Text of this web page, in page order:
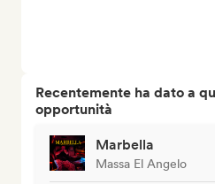
Recentemente ha dato a
opportunità
Marbella
Massa El Angelo